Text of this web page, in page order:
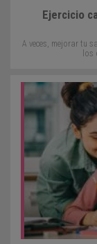
Ejercicio
A veces, mejorar tu
los